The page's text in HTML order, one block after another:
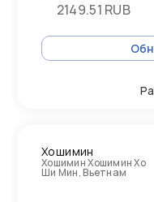
2149.51 RUB
Хошимин
Хошимин Хошимин Хо
Ши Мин, Вьетнам